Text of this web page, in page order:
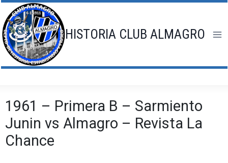
Saltar
al
contenido
HISTORIA CLUB ALMAGRO
1961 – Primera B – Sarmiento
Junin vs Almagro – Revista La
Chance